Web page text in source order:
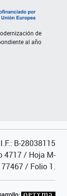
de
al año
B-28038115
4717 / Hoja M-
77467 / Folio 1.